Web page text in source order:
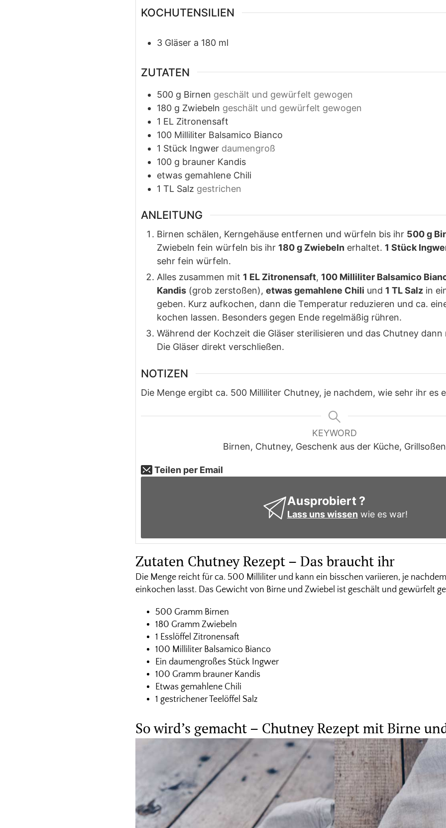
KOCHUTENSILIEN
3 Gläser a 180 ml
ZUTATEN
500 g Birnen geschält und gewürfelt gewogen
180 g Zwiebeln geschält und gewürfelt gewogen
1 EL Zitronensaft
100 Milliliter Balsamico Bianco
1 Stück Ingwer daumengroß
100 g brauner Kandis
etwas gemahlene Chili
1 TL Salz gestrichen
ANLEITUNG
Birnen schälen, Kerngehäuse entfernen und würfeln bis ihr 500 g
Zwiebeln fein würfeln bis ihr 180 g Zwiebeln erhaltet. 1 Stück
sehr fein würfeln.
Alles zusammen mit 1 EL Zitronensaft, 100 Milliliter Balsamico
Kandis (grob zerstoßen), etwas gemahlene Chili und 1 TL Salz in
geben. Kurz aufkochen, dann die Temperatur reduzieren und ca.
kochen lassen. Besonders gegen Ende regelmäßig rühren.
Während der Kochzeit die Gläser sterilisieren und das Chutney
Die Gläser direkt verschließen.
NOTIZEN
Die Menge ergibt ca. 500 Milliliter Chutney, je nachdem, wie sehr ihr es
KEYWORD
Birnen, Chutney, Geschenk aus der Küche, Grillsoßen
Teilen per Email
Ausprobiert ?
Lass uns wissen wie es war!
Zutaten Chutney Rezept – Das braucht ihr
Die Menge reicht für ca. 500 Milliliter und kann ein bisschen variieren, je
einkochen lasst. Das Gewicht von Birne und Zwiebel ist geschält und gewürfelt
500 Gramm Birnen
180 Gramm Zwiebeln
1 Esslöffel Zitronensaft
100 Milliliter Balsamico Bianco
Ein daumengroßes Stück Ingwer
100 Gramm brauner Kandis
Etwas gemahlene Chili
1 gestrichener Teelöffel Salz
So wird’s gemacht – Chutney Rezept mit Birne